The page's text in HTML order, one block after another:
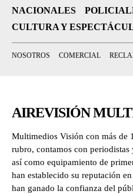
NACIONALES
CULTURA Y
NOSOTROS COMERCIAL
AIREVISIÓN
Multimedios Visión con más de
rubro, contamos con
así como equipamiento de
han establecido su reputación
han ganado la confianza del